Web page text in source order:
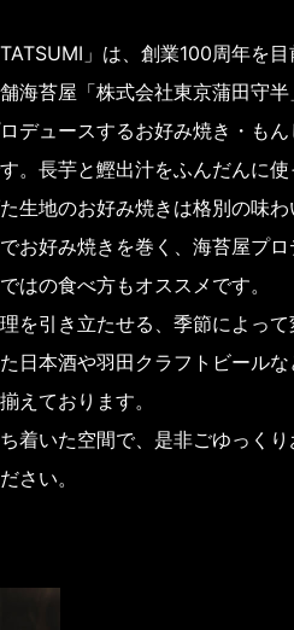
TATSUMI」は、創業100周年を
海苔屋「株式会社東京蒲田守
デュースするお好み焼き・も
。長芋と鰹出汁をふんだんに
生地のお好み焼きは格別の味
お好み焼きを巻く、海苔屋プ
はの食べ方もオススメです。
を引き立たせる、季節によっ
日本酒や羽田クラフトビール
えております。
着いた空間で、是非ごゆっく
さい。